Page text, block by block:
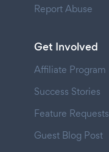
Report Abuse
Get Involved
Affiliate Program
Success Stories
Feature Requests
Guest Blog Post